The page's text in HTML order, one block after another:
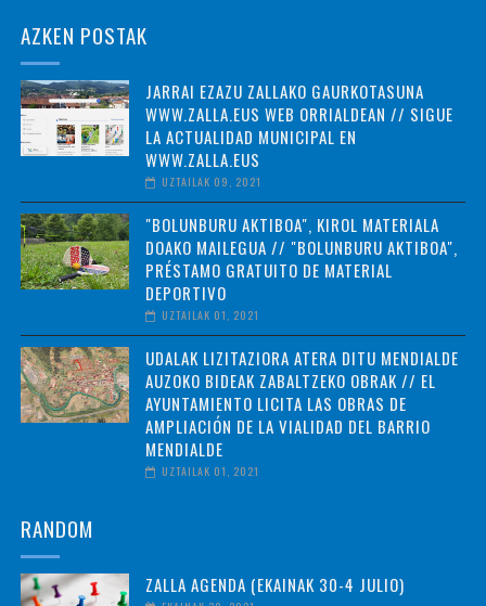
AZKEN POSTAK
JARRAI EZAZU ZALLAKO GAURKOTASUNA
WWW.ZALLA.EUS WEB ORRIALDEAN // SIGUE
LA ACTUALIDAD MUNICIPAL EN
WWW.ZALLA.EUS
UZTAILAK 09, 2021
"BOLUNBURU AKTIBOA", KIROL MATERIALA
DOAKO MAILEGUA // "BOLUNBURU AKTIBOA",
PRÉSTAMO GRATUITO DE MATERIAL
DEPORTIVO
UZTAILAK 01, 2021
UDALAK LIZITAZIORA ATERA DITU MENDIALDE
AUZOKO BIDEAK ZABALTZEKO OBRAK // EL
AYUNTAMIENTO LICITA LAS OBRAS DE
AMPLIACIÓN DE LA VIALIDAD DEL BARRIO
MENDIALDE
UZTAILAK 01, 2021
RANDOM
ZALLA AGENDA (EKAINAK 30-4 JULIO)